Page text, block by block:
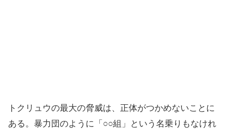
トクリュウの最大の脅威は、正体がつかめないことに
ある。暴力団のように「○○組」という名乗りもなけれ